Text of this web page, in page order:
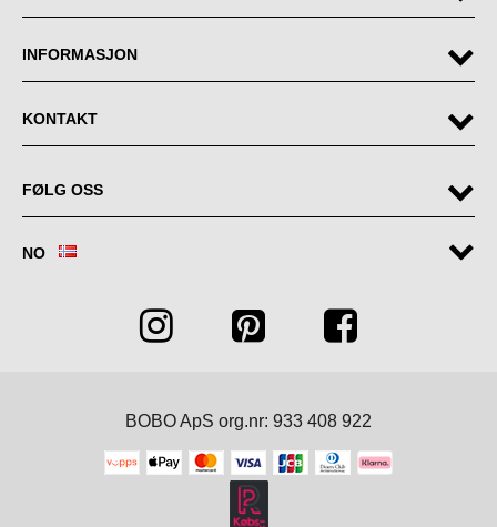
INFORMASJON
KONTAKT
FØLG OSS
NO
BOBO ApS org.nr: 933 408 922